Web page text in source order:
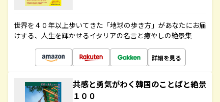
世界を４０年以上歩いてきた「地球の歩き方」があなたにお届
けする、人生を輝かせるイタリアの名言と癒やしの絶景集
詳細を見る
共感と勇気がわく韓国のことばと絶景
１００